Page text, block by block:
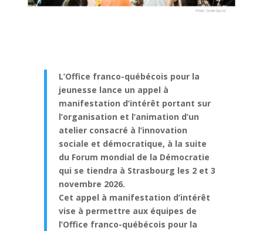
L’Office franco-québécois pour la
jeunesse lance un appel à
manifestation d’intérêt portant sur
l’organisation et l’animation d’un
atelier consacré à l’innovation
sociale et démocratique, à la suite
du Forum mondial de la Démocratie
qui se tiendra à Strasbourg les 2 et 3
novembre 2026.
Cet appel à manifestation d’intérêt
vise à permettre aux équipes de
l’Office franco-québécois pour la